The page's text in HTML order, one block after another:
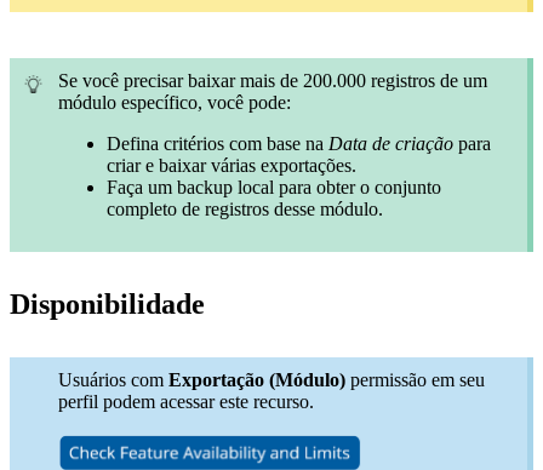
Se você precisar baixar mais de 200.000 registros de um
módulo específico, você pode:
Defina critérios com base na Data de criação para
criar e baixar várias exportações.
Faça um backup local para obter o conjunto
completo de registros desse módulo.
Disponibilidade
Usuários com Exportação (Módulo) permissão em seu
perfil podem acessar este recurso.